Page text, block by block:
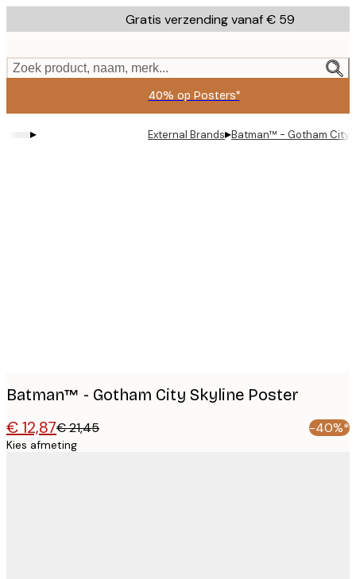
to
content.
Gratis verzending vanaf € 59
Zoek product, naam, merk...
40% op Posters*
▸ External Brands▸Batman™ - Gotham City
Batman™ - Gotham City Skyline Poster
€ 12,87€ 21,45 -40%*
Kies afmeting